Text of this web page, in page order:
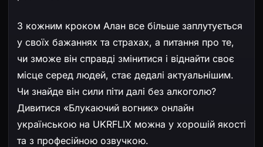
З кожним кроком Алан все більше заплутується
у своїх бажаннях та страхах, а питання про те,
чи зможе він справді змінитися і віднайти своє
місце серед людей, стає дедалі актуальнішим.
Чи знайде він сили піти далі без алкоголю?
Дивитися «Блукаючий вогник» онлайн
українською на UKRFLIX можна у хорошій якості
та з професійною озвучкою.